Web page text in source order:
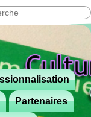
Partenaires